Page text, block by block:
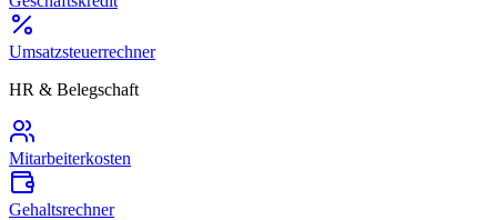
Umsatzsteuerrechner
HR & Belegschaft
Mitarbeiterkosten
Gehaltsrechner